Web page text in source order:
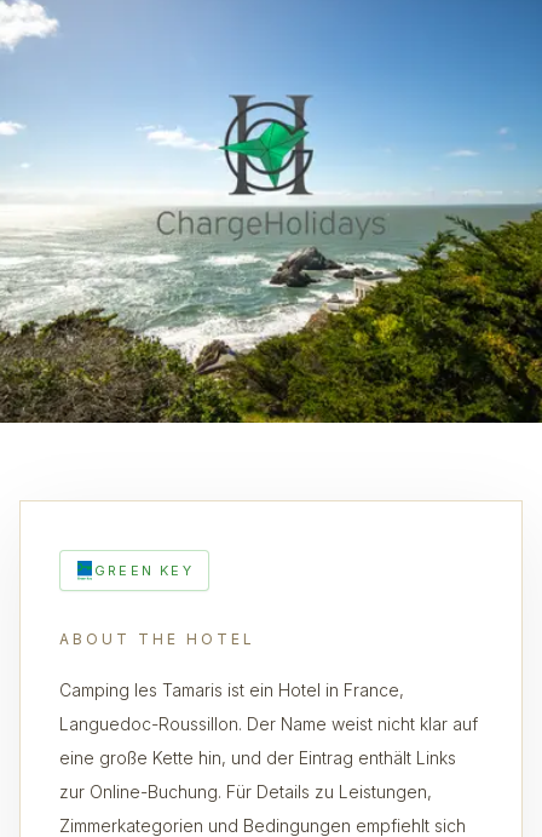
GREEN KEY
ABOUT THE HOTEL
Camping les Tamaris ist ein Hotel in France,
Languedoc-Roussillon. Der Name weist nicht klar auf
eine große Kette hin, und der Eintrag enthält Links
zur Online-Buchung. Für Details zu Leistungen,
Zimmerkategorien und Bedingungen empfiehlt sich